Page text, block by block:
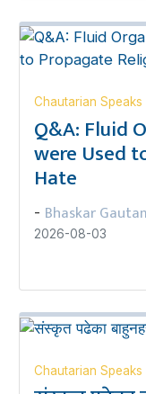
Chautarian Speaks
Q&A: Fluid
were Used
Hate
- Bhaskar
2026-08-03
Chautarian Speaks